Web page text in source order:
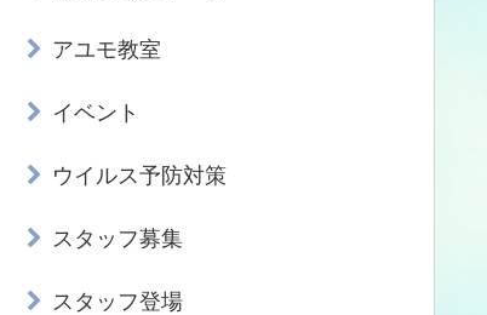
アユモ教室
イベント
ウイルス予防対策
スタッフ募集
スタッフ登場